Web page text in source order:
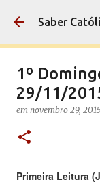
Saber
1º
29/11/
em novembro 29,
Primeira Leitura (